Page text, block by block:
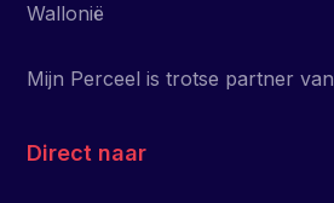
Wallonië
Mijn Perceel is trotse partner van
Direct naar